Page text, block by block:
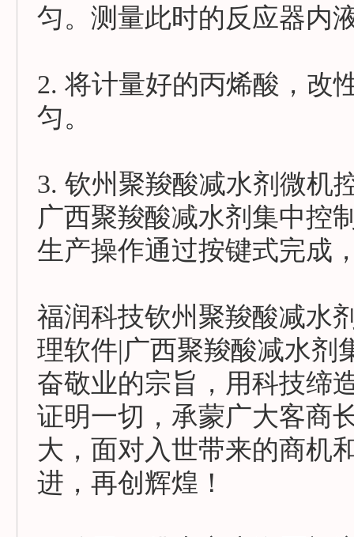
匀。测量此时的反应器内
2. 将计量好的丙烯酸，改
匀。
3. 钦州聚羧酸减水剂微机
广西聚羧酸减水剂集中控
生产操作通过按键式完成
福润科技钦州聚羧酸减水
理软件|广西聚羧酸减水剂
奋敬业的宗旨，用科技缔
证明一切，承蒙广大客商
大，面对入世带来的商机
进，再创辉煌！